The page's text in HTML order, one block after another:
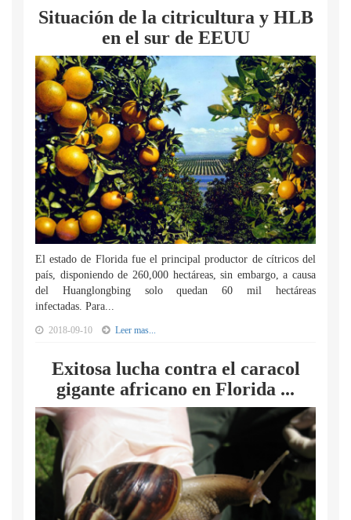
Situación de la citricultura y HLB
en el sur de EEUU
El estado de Florida fue el principal productor de cítricos del
país, disponiendo de 260,000 hectáreas, sin embargo, a causa
del Huanglongbing solo quedan 60 mil hectáreas
infectadas. Para...
2018-09-10 Leer mas...
Exitosa lucha contra el caracol
gigante africano en Florida ...